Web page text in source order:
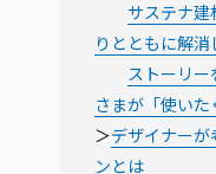
サステナ建
りとともに解
ストーリー
さまが「使い
＞デザイナーが
ンとは